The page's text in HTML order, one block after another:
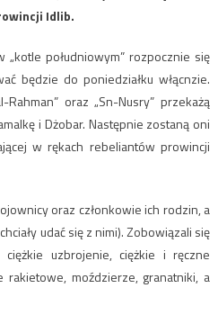
Idlib.
południowym” rozpocznie się
będzie do poniedziałku włącnzie.
oraz „Sn-Nusry” przekażą
i Dżobar. Następnie zostaną oni
w rękach rebeliantów prowincji
oraz członkowie ich rodzin, a
udać się z nimi). Zobowiązali się
uzbrojenie, ciężkie i ręczne
moździerze, granatniki, a